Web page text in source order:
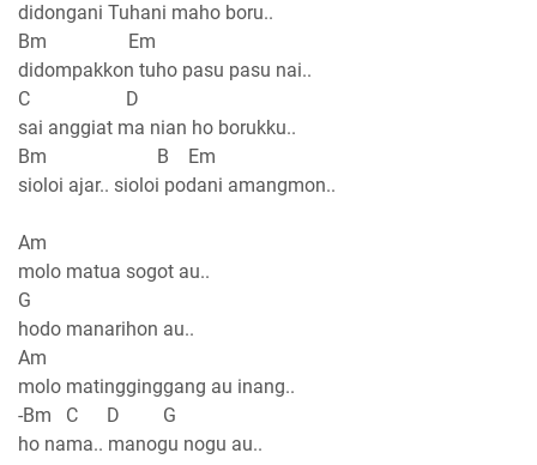
didongani Tuhani maho boru..
Bm Em
didompakkon tuho pasu pasu nai..
C D
sai anggiat ma nian ho borukku..
Bm B Em
sioloi ajar.. sioloi podani amangmon..
Am
molo matua sogot au..
G
hodo manarihon au..
Am
molo matingginggang au inang..
-Bm C D G
ho nama.. manogu nogu au..